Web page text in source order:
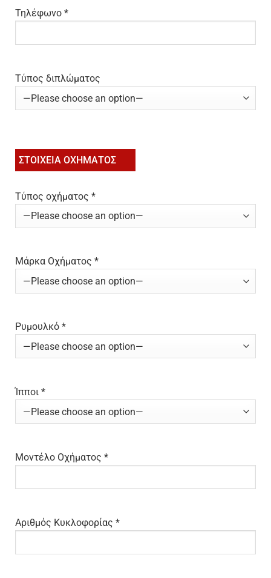
Τηλέφωνο *
Τύπος διπλώματος
ΣΤΟΙΧΕΙΑ ΟΧΗΜΑΤΟΣ
Τύπος οχήματος *
Μάρκα Οχήματος *
Ρυμουλκό *
Ίπποι *
Μοντέλο Οχήματος *
Αριθμός Κυκλοφορίας *